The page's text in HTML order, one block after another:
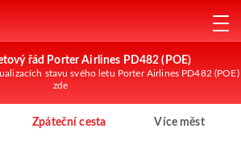
řád Porter Airlines PD482 (POE)
stavu svého letu Porter Airlines PD482 (POE)
zde
Zpáteční cesta Více měst